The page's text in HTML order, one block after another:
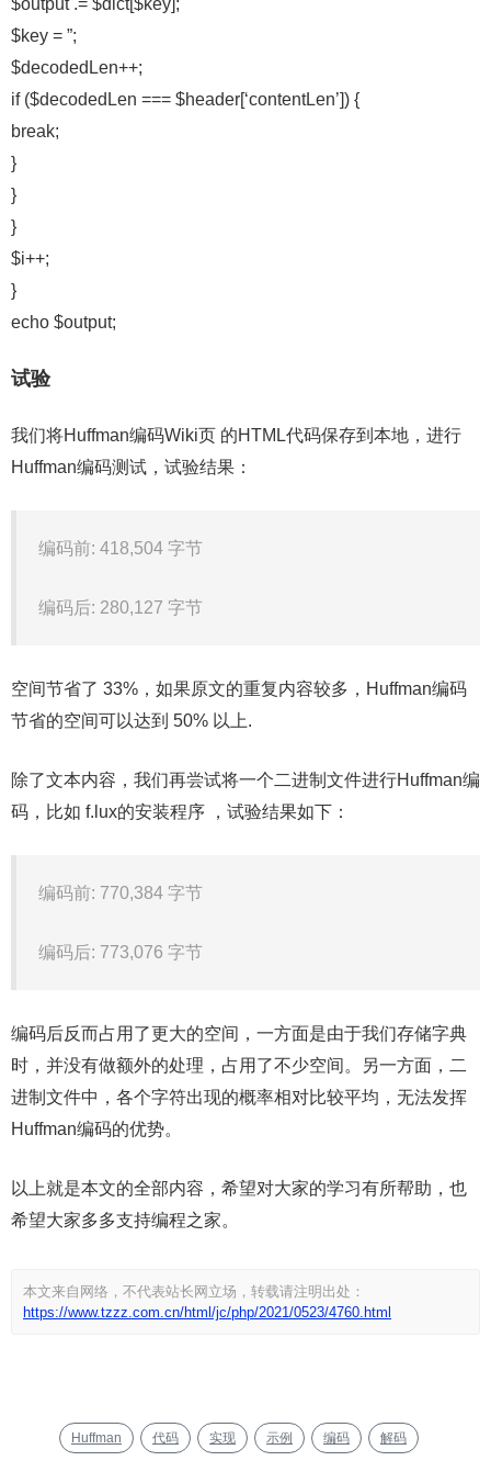
$output .= $dict[$key];
$key = ”;
$decodedLen++;
if ($decodedLen === $header[‘contentLen’]) {
break;
}
}
}
$i++;
}
echo $output;
试验
我们将Huffman编码Wiki页 的HTML代码保存到本地，进行
Huffman编码测试，试验结果：
编码前: 418,504 字节
编码后: 280,127 字节
空间节省了 33%，如果原文的重复内容较多，Huffman编码
节省的空间可以达到 50% 以上.
除了文本内容，我们再尝试将一个二进制文件进行Huffman编
码，比如 f.lux的安装程序 ，试验结果如下：
编码前: 770,384 字节
编码后: 773,076 字节
编码后反而占用了更大的空间，一方面是由于我们存储字典
时，并没有做额外的处理，占用了不少空间。另一方面，二
进制文件中，各个字符出现的概率相对比较平均，无法发挥
Huffman编码的优势。
以上就是本文的全部内容，希望对大家的学习有所帮助，也
希望大家多多支持编程之家。
本文来自网络，不代表站长网立场，转载请注明出处：
https://www.tzzz.com.cn/html/jc/php/2021/0523/4760.html
Huffman 代码 实现 示例 编码 解码